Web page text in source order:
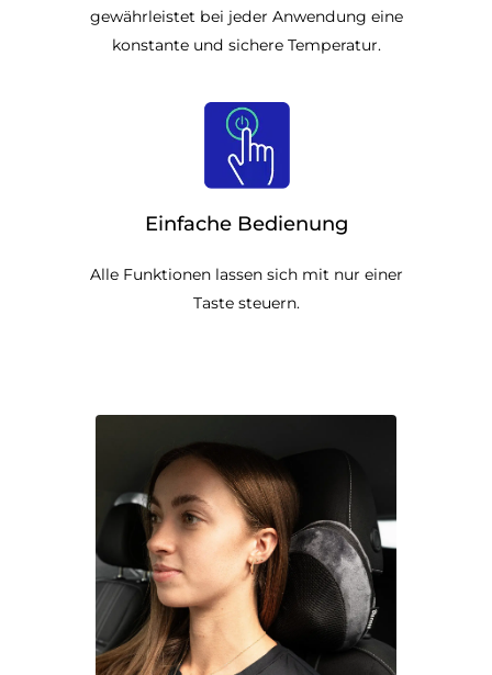
gewährleistet bei jeder Anwendung eine
konstante und sichere Temperatur.
Einfache Bedienung
Alle Funktionen lassen sich mit nur einer
Taste steuern.